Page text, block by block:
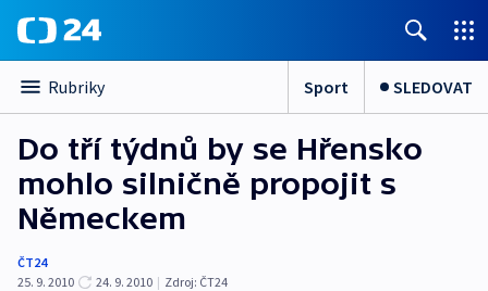
Rubriky Sport SLEDOVAT
Do tří týdnů by se Hřensko
mohlo silničně propojit s
Německem
ČT24
25. 9. 2010
24. 9. 2010 | Zdroj: ČT24